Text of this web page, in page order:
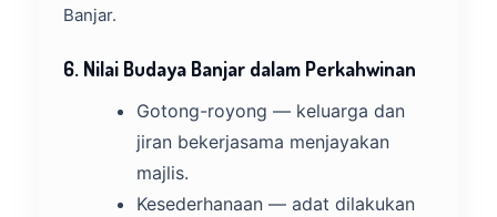
Banjar.
6. Nilai Budaya Banjar dalam Perkahwinan
Gotong-royong — keluarga dan
jiran bekerjasama menjayakan
majlis.
Kesederhanaan — adat dilakukan